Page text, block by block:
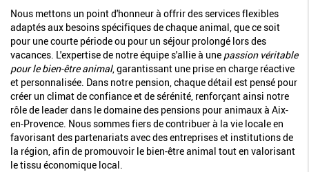
Nous mettons un point d'honneur à offrir des services flexibles
adaptés aux besoins spécifiques de chaque animal, que ce soit
pour une courte période ou pour un séjour prolongé lors des
vacances. L'expertise de notre équipe s'allie à une passion véritable
pour le bien-être animal, garantissant une prise en charge réactive
et personnalisée. Dans notre pension, chaque détail est pensé pour
créer un climat de confiance et de sérénité, renforçant ainsi notre
rôle de leader dans le domaine des pensions pour animaux à Aix-
en-Provence. Nous sommes fiers de contribuer à la vie locale en
favorisant des partenariats avec des entreprises et institutions de
la région, afin de promouvoir le bien-être animal tout en valorisant
le tissu économique local.